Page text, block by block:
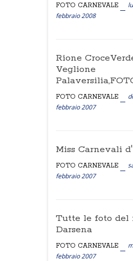
FOTO CARNEVALE
febbraio 2008
Rione
Veglione
FOTO CARNEVALE
febbraio 2007
Miss Carnevali
FOTO CARNEVALE
febbraio 2007
Tutte le foto del
Darsena
FOTO CARNEVALE
febbraio 2007